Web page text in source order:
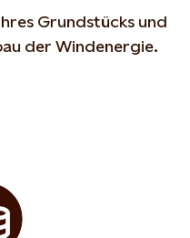
Grundstücks und
der Windenergie.